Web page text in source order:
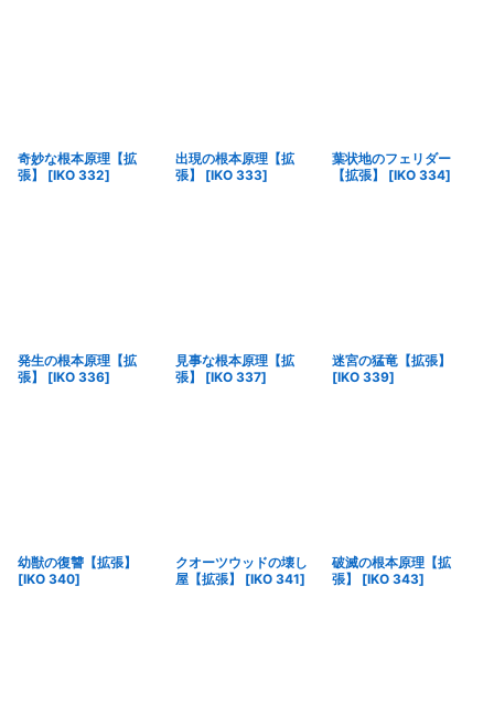
奇妙な根本原理【拡
張】
[IKO 332]
出現の根本原理【拡
張】
[IKO 333]
葉状地のフェリダー
【拡張】
[IKO 334]
発生の根本原理【拡
張】
[IKO 336]
見事な根本原理【拡
張】
[IKO 337]
迷宮の猛竜【拡張】
[IKO 339]
幼獣の復讐【拡張】
[IKO 340]
クオーツウッドの壊し
屋【拡張】
[IKO 341]
破滅の根本原理【拡
張】
[IKO 343]